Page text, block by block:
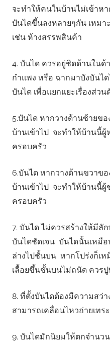
จะทำให้คนในบ้านไม่เข้าห
บันไดขึ้นลงหลายๆกัน เหม
เช่น ห้างสรรพสินค้า
4. บันได ควรอยู่ชิดด้านใน
กำแพง หรือ ฉากมาบังบันไ
บันได เพื่อแยกแยะเรื่องส่วน
5.บันได หากวางด้านซ้ายข
บ้านเข้าไป จะทำให้บ้านนี้ผู้
ครอบครัว
6.บันได หากวางด้านขวาข
บ้านเข้าไป จะทำให้บ้านนี้ผู้
ครอบครัว
7. บันได ไม่ควรสร้างให้มี
บันไดชัดเจน บันไดนั้นเหมื
ล่างไปชั้นบน หากโปร่งก็เห
เลื้อยขึ้นชั้นบนไม่ถนัด ควร
8. ที่ตั้งบันไดต้องมีความสว่
สามารถเคลื่อนไหวถ่ายเทร
9. บันไดมักนิยมให้ตกจำนว